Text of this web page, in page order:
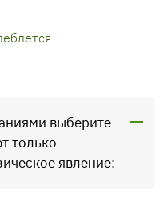
выберите
только
явление: